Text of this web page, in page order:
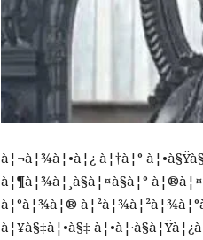
à¦¬à¦¾à¦•à¦¿ à¦†à¦°
à¦¶à¦¾à¦¸à§à¦¤à§à¦°
à¦°à¦¾à¦®
à¦¥à§‡à¦•à§‡